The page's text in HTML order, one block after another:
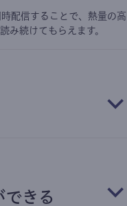
配信することで、熱量の高
み続けてもらえます。
きる